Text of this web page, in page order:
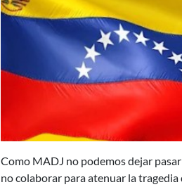
Como MADJ no podemos dejar
no colaborar para atenuar la